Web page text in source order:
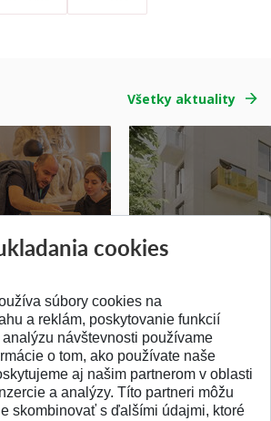
Všetky aktuality
Pridané 03.07.2026
SPÄŤ NA VRCH
cookies
súbory cookies na
a reklám, poskytovanie funkcií
návštevnosti používame
o tom, ako používate naše
aj našim partnerom v oblasti
a analýzy. Títo partneri môžu
skombinovať s ďalšími údajmi, ktoré